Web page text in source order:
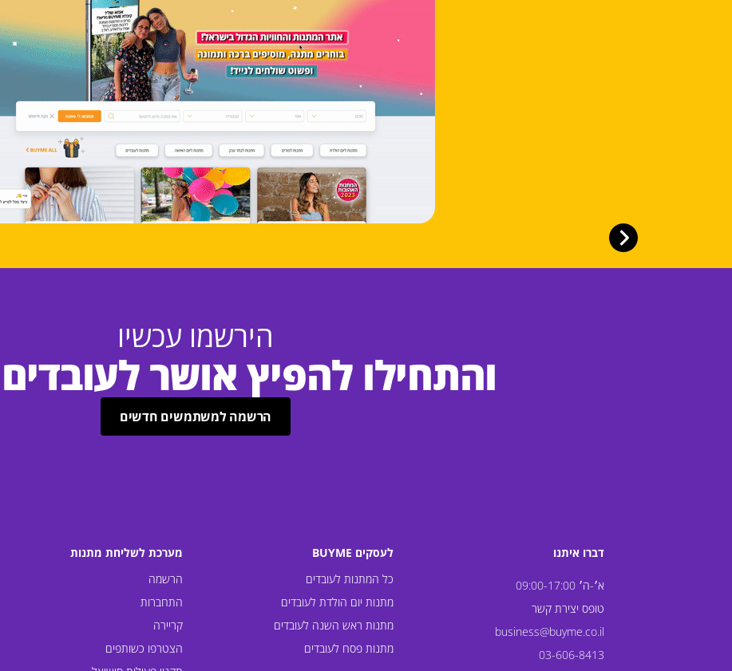
הירשמו עכשיו
והתחילו להפיץ אושר
הרשמה למשתמשים חדשים
דברו איתנו
א׳-ה׳ 09:00-17:00
טופס יצירת קשר
business@buyme.co.il
03-606-8413
לעסקים BUYME
כל המתנות לעובדים
מתנות יום הולדת לעובדים
מתנות ראש השנה לעובדים
מתנות פסח לעובדים
מערכת לשליחת מתנות
הרשמה
התחברות
קריירה
הצטרפו כשותפים